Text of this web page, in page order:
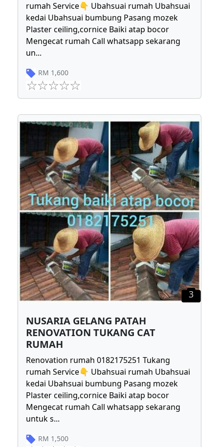
rumah Service👇 Ubahsuai rumah Ubahsuai
kedai Ubahsuai bumbung Pasang mozek
Plaster ceiling,cornice Baiki atap bocor
Mengecat rumah Call whatsapp sekarang
un...
RM 1,600
3
NUSARIA GELANG PATAH
RENOVATION TUKANG CAT
RUMAH
Renovation rumah 0182175251 Tukang
rumah Service👇 Ubahsuai rumah Ubahsuai
kedai Ubahsuai bumbung Pasang mozek
Plaster ceiling,cornice Baiki atap bocor
Mengecat rumah Call whatsapp sekarang
untuk s...
RM 1,500